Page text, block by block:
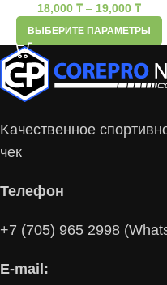
18,000 ₸ – 19,000 ₸
ВЫБЕРИТЕ ПАРАМЕТРЫ
Kачественное
чек
Телефон
+7 (705) 965 2998
E-mail: